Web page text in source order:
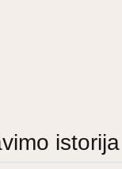
istorija